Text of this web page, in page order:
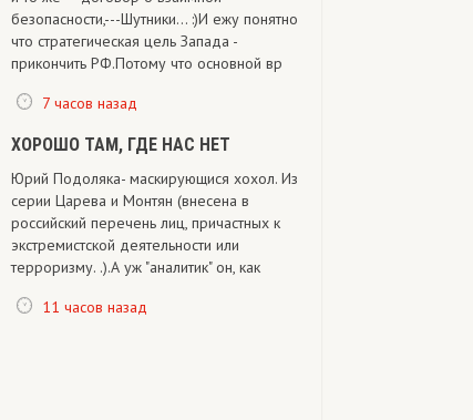
безопасности,---Шутники... :)И ежу понятно
что стратегическая цель Запада -
прикончить РФ.Потому что основной вр
7 часов назад
ХОРОШО ТАМ, ГДЕ НАС НЕТ
Юрий Подоляка- маскирующися хохол. Из
серии Царева и Монтян (внесена в
российский перечень лиц, причастных к
экстремистской деятельности или
терроризму. .).А уж "аналитик" он, как
11 часов назад